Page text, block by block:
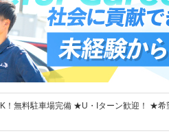
！無料駐車場完備 ★U・Iターン歓迎！ ★